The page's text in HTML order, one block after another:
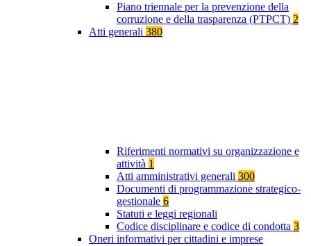
Piano triennale per la prevenzione della
corruzione e della trasparenza (PTPCT) 2
Atti generali 380
Riferimenti normativi su organizzazione e
attività 1
Atti amministrativi generali 300
Documenti di programmazione strategico-
gestionale 6
Statuti e leggi regionali
Codice disciplinare e codice di condotta 3
Oneri informativi per cittadini e imprese